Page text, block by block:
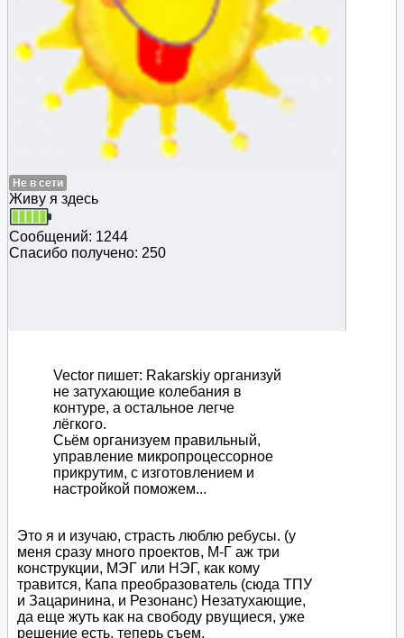
Не в сети
Живу я здесь
Сообщений: 1244
Спасибо получено: 250
Vector пишет: Rakarskiy организуй
не затухающие колебания в
контуре, а остальное легче
лёгкого.
Сьём организуем правильный,
управление микропроцессорное
прикрутим, с изготовлением и
настройкой поможем...
Это я и изучаю, страсть люблю ребусы. (у
меня сразу много проектов, М-Г аж три
конструкции, МЭГ или НЭГ, как кому
травится, Капа преобразователь (сюда ТПУ
и Зацаринина, и Резонанс) Незатухающие,
да еще жуть как на свободу рвущиеся, уже
решение есть, теперь съем.